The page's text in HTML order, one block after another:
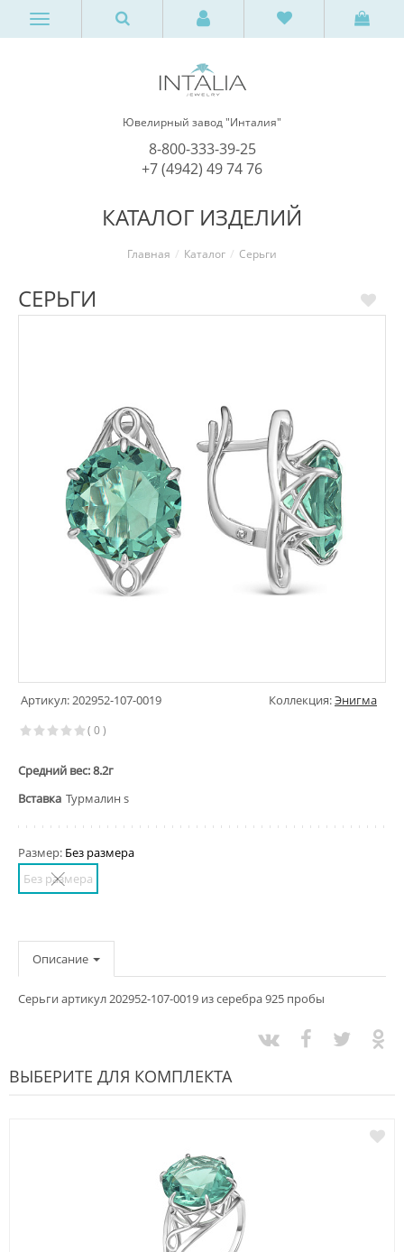
Ювелирный завод "Инталия"
8-800-333-39-25
+7 (4942) 49 74 76
КАТАЛОГ ИЗДЕЛИЙ
Главная Каталог Серьги
СЕРЬГИ
Артикул: 202952-107-0019 Коллекция:Энигма
( 0 )
Средний вес: 8.2г
Вставка Турмалин s
Размер: Без размера
Без размера
Описание
Серьги артикул 202952-107-0019 из серебра 925 пробы
ВЫБЕРИТЕ ДЛЯ КОМПЛЕКТА